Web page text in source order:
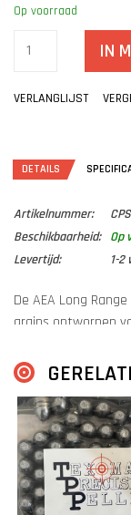
Op voorraad
IN
VERLANGLIJST
DETAILS
Artikelnummer:
Beschikbaarheid:
Op
Levertijd:
1-2
De AEA Long
grains ontworpen
Deze slugs zijn
combinatie van